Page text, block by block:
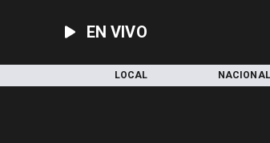
EN VIVO
LOCAL NACIONAL